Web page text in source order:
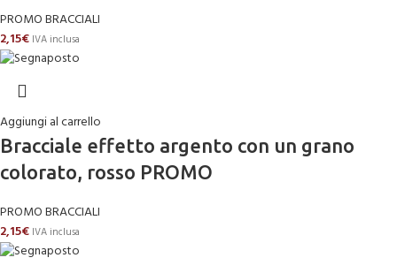
PROMO BRACCIALI
2,15€ IVA inclusa
Aggiungi al carrello
Bracciale effetto argento con un grano
colorato, rosso PROMO
PROMO BRACCIALI
2,15€ IVA inclusa